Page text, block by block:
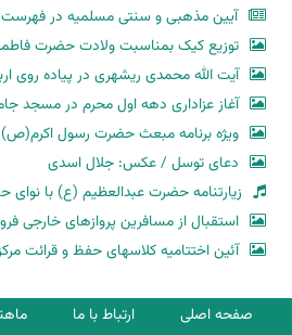
آیین مذهبی و سنتی مسلمیه در فهرست
توزیع کیک بمناسبت ولادت حضرت
آیت الله محمدی ریشهری در پیاده روی
آغاز عزاداری دهه اول محرم در مسجد
ویژه برنامه مبعث حضرت رسول
دعای توسل / عکس: جلال اسدی
زیارتنامه حضرت عبدالعظیم (ع) با نوای
استقبال از مسافرین پروازهای خارجی
آئین اختتامیه کلاسهای حفظ و قرائت
صفحه اصلی ارتباط با ما